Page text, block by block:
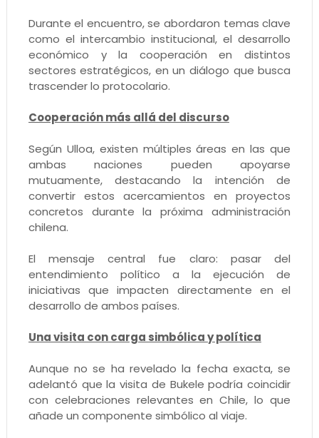
Durante el encuentro, se abordaron temas clave
como el intercambio institucional, el desarrollo
económico y la cooperación en distintos
sectores estratégicos, en un diálogo que busca
trascender lo protocolario.
Cooperación más allá del discurso
Según Ulloa, existen múltiples áreas en las que
ambas naciones pueden apoyarse
mutuamente, destacando la intención de
convertir estos acercamientos en proyectos
concretos durante la próxima administración
chilena.
El mensaje central fue claro: pasar del
entendimiento político a la ejecución de
iniciativas que impacten directamente en el
desarrollo de ambos países.
Una visita con carga simbólica y política
Aunque no se ha revelado la fecha exacta, se
adelantó que la visita de Bukele podría coincidir
con celebraciones relevantes en Chile, lo que
añade un componente simbólico al viaje.